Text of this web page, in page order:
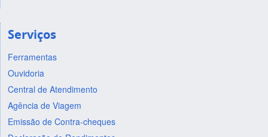
Serviços
Ferramentas
Ouvidoria
Central de Atendimento
Agência de Viagem
Emissão de Contra-cheques